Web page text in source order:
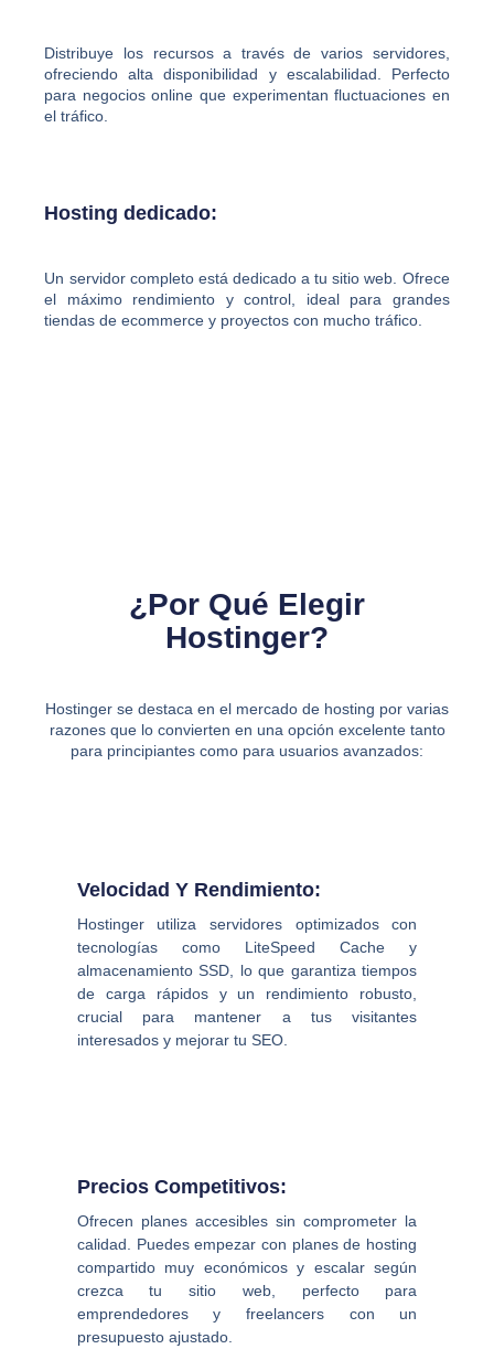
Distribuye los recursos a través de varios servidores,
ofreciendo alta disponibilidad y escalabilidad. Perfecto
para negocios online que experimentan fluctuaciones en
el tráfico.
Hosting dedicado:
Un servidor completo está dedicado a tu sitio web. Ofrece
el máximo rendimiento y control, ideal para grandes
tiendas de ecommerce y proyectos con mucho tráfico.
¿Por Qué Elegir
Hostinger?
Hostinger se destaca en el mercado de hosting por varias
razones que lo convierten en una opción excelente tanto
para principiantes como para usuarios avanzados:
Velocidad Y Rendimiento:
Hostinger utiliza servidores optimizados con
tecnologías como LiteSpeed Cache y
almacenamiento SSD, lo que garantiza tiempos
de carga rápidos y un rendimiento robusto,
crucial para mantener a tus visitantes
interesados y mejorar tu SEO.
Precios Competitivos:
Ofrecen planes accesibles sin comprometer la
calidad. Puedes empezar con planes de hosting
compartido muy económicos y escalar según
crezca tu sitio web, perfecto para
emprendedores y freelancers con un
presupuesto ajustado.